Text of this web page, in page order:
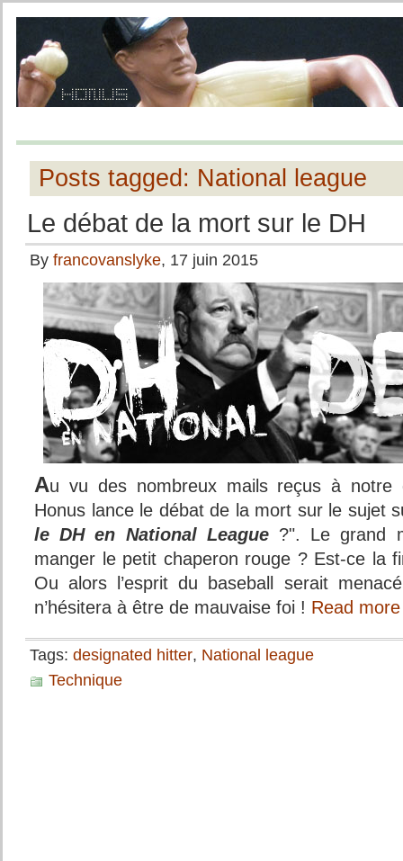
Posts tagged: National league
Le débat de la mort sur le DH
By francovanslyke, 17 juin 2015
Au vu des nombreux mails reçus à notre
Honus lance le débat de la mort sur le sujet
le DH en National League ?". Le grand
manger le petit chaperon rouge ? Est-ce la
Ou alors l’esprit du baseball serait
n’hésitera à être de mauvaise foi ! Read
Tags: designated hitter, National league
Technique